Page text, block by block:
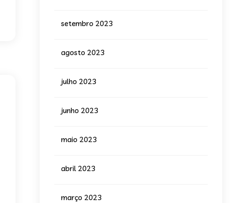
setembro 2023
agosto 2023
julho 2023
junho 2023
maio 2023
abril 2023
março 2023